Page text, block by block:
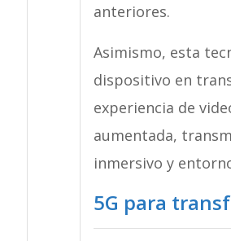
anteriores.
Asimismo, esta
dispositivo en
experiencia de
aumentada,
inmersivo y
5G para